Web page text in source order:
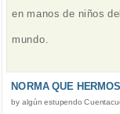
en manos de niños
mundo.
NORMA QUE
by algún estupendo